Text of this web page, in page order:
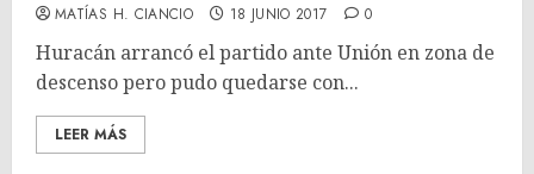
MATÍAS H. CIANCIO 18 JUNIO 2017 0
Huracán arrancó el partido ante Unión en zona de
descenso pero pudo quedarse con...
LEER MÁS